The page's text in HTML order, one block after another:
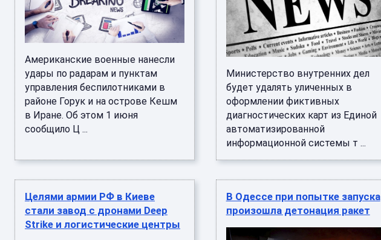
Американские военные нанесли
удары по радарам и пунктам
управления беспилотниками в
районе Горук и на острове Кешм
в Иране. Об этом 1 июня
сообщило Ц ...
Министерство внутренних дел
будет удалять уличенных в
оформлении фиктивных
диагностических карт из Единой
автоматизированной
информационной системы т ...
Целями армии РФ в Киеве
стали завод с дронами Deep
Strike и логистические центры
В Одессе при попытке запуска
произошла детонация ракет